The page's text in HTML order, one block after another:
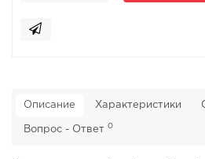
Описание Характеристики
Вопрос - Ответ 0